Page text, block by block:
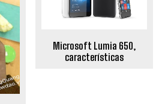
Microsoft Lumia 650,
características